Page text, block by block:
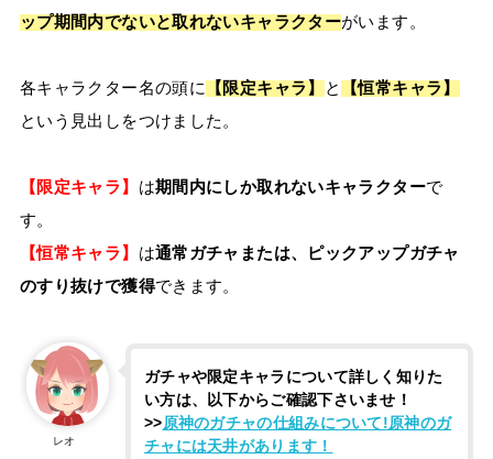
ップ期間内でないと取れないキャラクターがいます。
各キャラクター名の頭に 【限定キャラ】 と
【恒常キャラ】
という見出しをつけました。
【限定キャラ】 は期間内にしか取れないキャラクターで
す。
【恒常キャラ】 は通常ガチャまたは、ピックアップガチャ
のすり抜けで獲得できます。
レオ
ガチャや限定キャラについて詳しく知りた
い方は、以下からご確認下さいませ！
>>原神のガチャの仕組みについて!原神のガ
チャには天井があります！